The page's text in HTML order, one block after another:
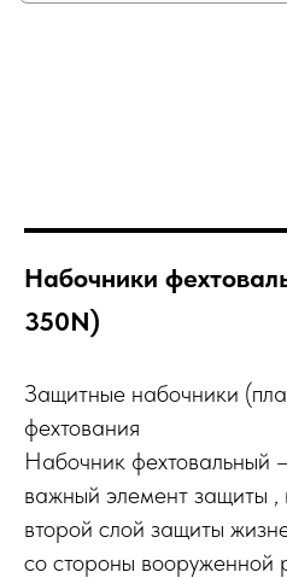
Набочники
350N)
Защитные набочники
фехтования
Набочник фехтовальный
важный элемент защиты ,
второй слой защиты
со стороны вооруженной